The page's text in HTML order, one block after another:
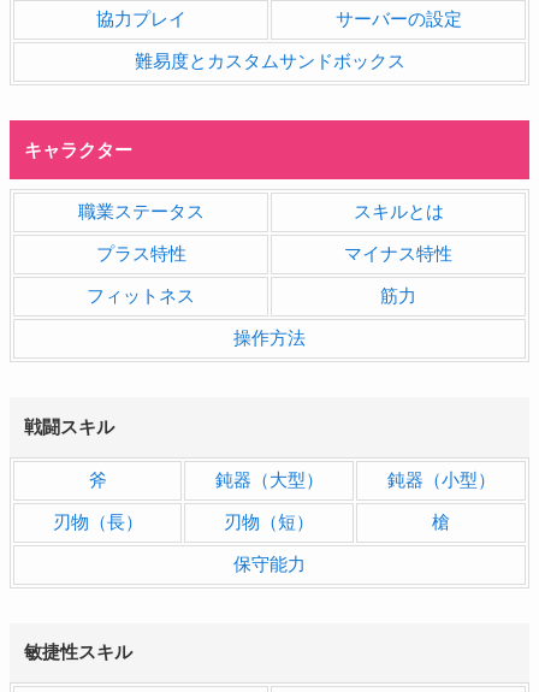
協力プレイ サーバーの設定
難易度とカスタムサンドボックス
キャラクター
職業ステータス スキルとは
プラス特性 マイナス特性
フィットネス 筋力
操作方法
戦闘スキル
斧 鈍器（大型） 鈍器（小型）
刃物（長） 刃物（短） 槍
保守能力
敏捷性スキル